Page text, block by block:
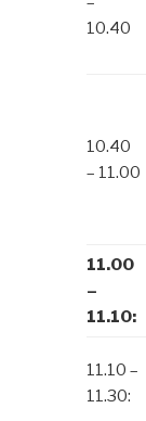
10.40
10.40
– 11.00
11.00
–
11.10:
11.10 –
11.30: